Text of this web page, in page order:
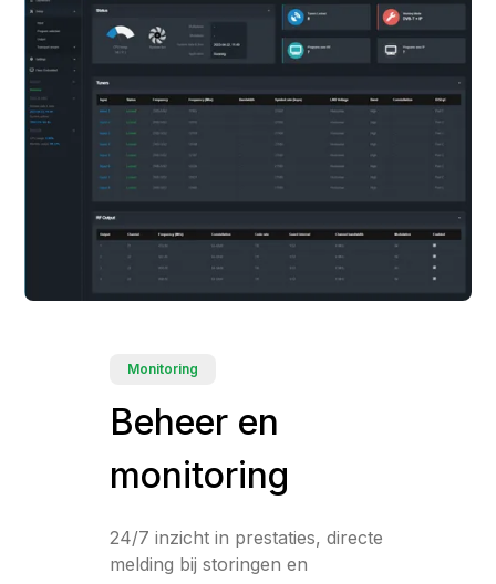
Monitoring
Beheer en
monitoring
24/7 inzicht in prestaties, directe
melding bij storingen en